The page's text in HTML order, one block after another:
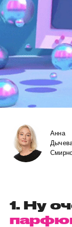
Анна
1. Ну